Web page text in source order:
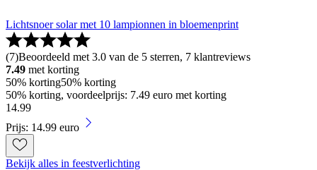
Lichtsnoer solar met 10 lampionnen in bloemenprint
(7)Beoordeeld met 3.0 van de 5 sterren, 7 klantreviews
7.49 met korting
50% korting50% korting
50% korting, voordeelprijs: 7.49 euro met korting
14.99
Prijs: 14.99 euro
Bekijk alles in feestverlichting